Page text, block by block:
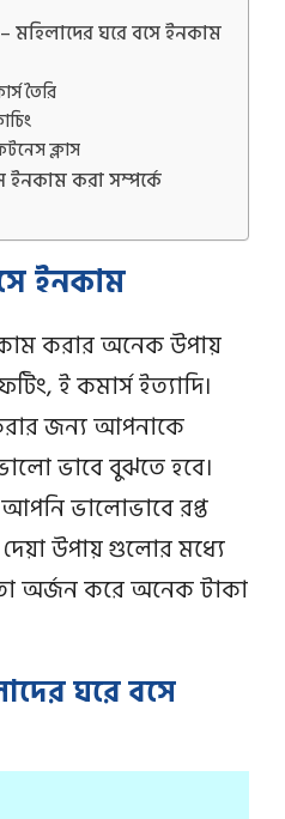
মহিলাদের ঘরে বসে ইনকাম
তৈরি
ক্লাস
ইনকাম করা সম্পর্কে
ইনকাম
করার অনেক উপায়
ই কমার্স ইত্যাদি।
জন্য আপনাকে
ভাবে বুঝতে হবে।
ভালোভাবে রপ্ত
উপায় গুলোর মধ্যে
অর্জন করে অনেক টাকা
ঘরে বসে